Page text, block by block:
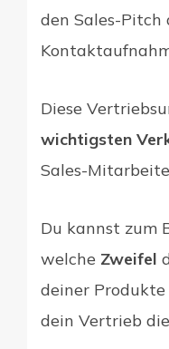
den Sales-Pitch
Diese
wichtigsten
Sales-
Du kannst zum
welche Zweifel
deiner
dein Vertrieb